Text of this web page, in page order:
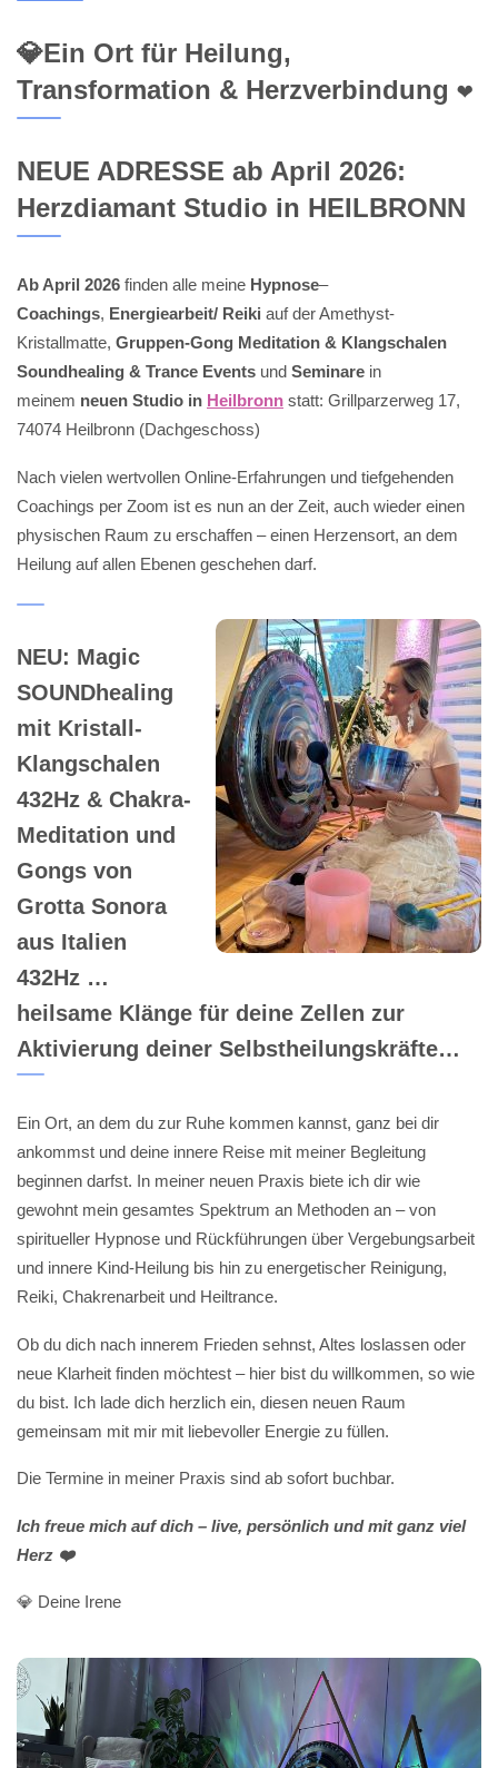
💎Ein Ort für Heilung,
Transformation & Herzverbindung ❤️
NEUE ADRESSE ab April 2026:
Herzdiamant Studio in HEILBRONN
Ab April 2026 finden alle meine Hypnose–
Coachings, Energiearbeit/ Reiki auf der Amethyst-
Kristallmatte, Gruppen-Gong Meditation & Klangschalen
Soundhealing & Trance Events und Seminare in
meinem neuen Studio in Heilbronn statt: Grillparzerweg 17,
74074 Heilbronn (Dachgeschoss)
Nach vielen wertvollen Online-Erfahrungen und tiefgehenden
Coachings per Zoom ist es nun an der Zeit, auch wieder einen
physischen Raum zu erschaffen – einen Herzensort, an dem
Heilung auf allen Ebenen geschehen darf.
NEU: Magic
SOUNDhealing
mit Kristall-
Klangschalen
432Hz & Chakra-
Meditation und
Gongs von
Grotta Sonora
aus Italien
432Hz …
heilsame Klänge für deine Zellen zur
Aktivierung deiner Selbstheilungskräfte…
Ein Ort, an dem du zur Ruhe kommen kannst, ganz bei dir
ankommst und deine innere Reise mit meiner Begleitung
beginnen darfst. In meiner neuen Praxis biete ich dir wie
gewohnt mein gesamtes Spektrum an Methoden an – von
spiritueller Hypnose und Rückführungen über Vergebungsarbeit
und innere Kind-Heilung bis hin zu energetischer Reinigung,
Reiki, Chakrenarbeit und Heiltrance.
Ob du dich nach innerem Frieden sehnst, Altes loslassen oder
neue Klarheit finden möchtest – hier bist du willkommen, so wie
du bist. Ich lade dich herzlich ein, diesen neuen Raum
gemeinsam mit mir mit liebevoller Energie zu füllen.
Die Termine in meiner Praxis sind ab sofort buchbar.
Ich freue mich auf dich – live, persönlich und mit ganz viel
Herz ❤️
💎 Deine Irene